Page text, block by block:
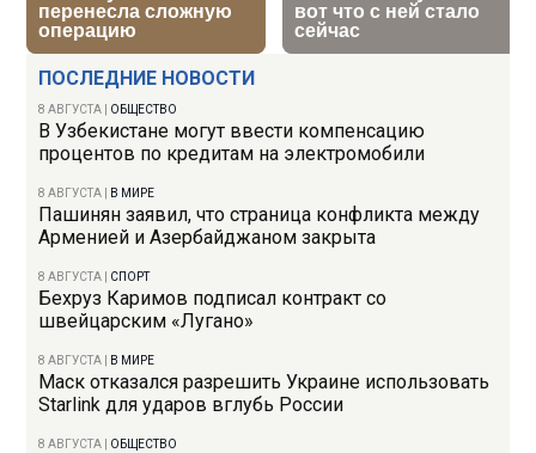
ПОСЛЕДНИЕ НОВОСТИ
8 АВГУСТА ОБЩЕСТВО
В Узбекистане могут ввести компенсацию
процентов по кредитам на электромобили
8 АВГУСТА В МИРЕ
Пашинян заявил, что страница конфликта между
Арменией и Азербайджаном закрыта
8 АВГУСТА СПОРТ
Бехруз Каримов подписал контракт со
швейцарским «Лугано»
8 АВГУСТА В МИРЕ
Маск отказался разрешить Украине использовать
Starlink для ударов вглубь России
8 АВГУСТА ОБЩЕСТВО